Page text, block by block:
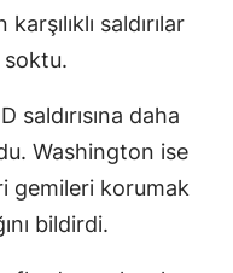
saldırılar
soktu.
daha
Washington ise
gemileri korumak
bildirdi.